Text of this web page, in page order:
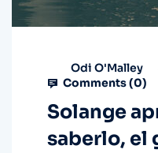
Odi O'Malley
Comments (0)
Solange
saberlo, el